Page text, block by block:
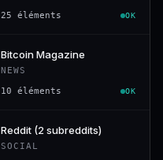
25 éléments OK
Bitcoin Magazine
NEWS
10 éléments OK
Reddit (2 subreddits)
SOCIAL